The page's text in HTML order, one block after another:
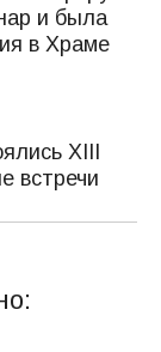
и была
в Храме
XIII
встречи